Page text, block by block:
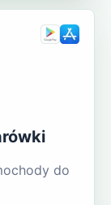
do